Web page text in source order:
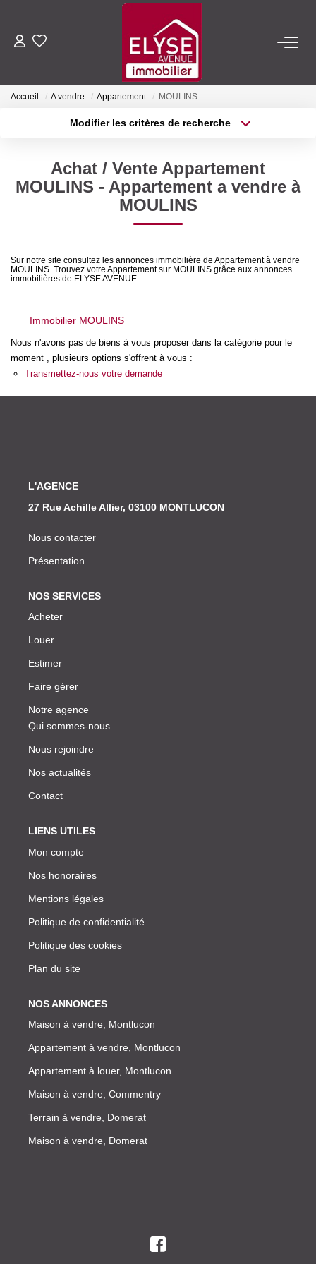
ACHETER
FAIRE GÉRER
Qui Sommes-Nous
Nos Actualités
CONTACT
Accueil A vendre Appartement MOULINS
Modifier les critères de recherche
Sélectionnez...
Type de bien
Surface min
Achat / Vente Appartement
MOULINS - Appartement a vendre à
MOULINS
Sur notre site consultez les annonces immobilière de Appartement à vendre
MOULINS. Trouvez votre Appartement sur MOULINS grâce aux annonces
immobilières de ELYSE AVENUE.
Immobilier MOULINS
Nous n'avons pas de biens à vous proposer dans la catégorie pour le
moment , plusieurs options s'offrent à vous :
Transmettez-nous votre demande
L'AGENCE
27 Rue Achille Allier, 03100 MONTLUCON
Nous contacter
Présentation
NOS SERVICES
Acheter
Louer
Estimer
Faire gérer
Notre agence
Qui sommes-nous
Nous rejoindre
Nos actualités
Contact
LIENS UTILES
Mon compte
Nos honoraires
Mentions légales
Politique de confidentialité
Politique des cookies
Plan du site
NOS ANNONCES
Maison à vendre, Montlucon
Appartement à vendre, Montlucon
Appartement à louer, Montlucon
Maison à vendre, Commentry
Terrain à vendre, Domerat
Maison à vendre, Domerat